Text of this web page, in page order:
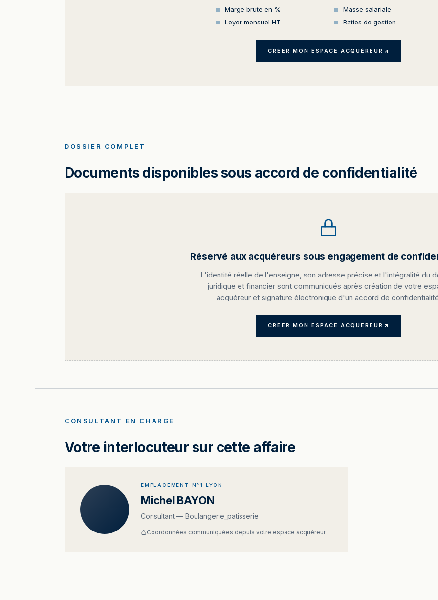
Marge brute en %
Masse salariale
Loyer mensuel HT
Ratios de gestion
CRÉER MON ESPACE ACQUÉREUR
DOSSIER COMPLET
Documents disponibles sous accord de confidentialité
Réservé aux acquéreurs sous engagement de
L'identité réelle de l'enseigne, son adresse précise et l'intégralité du
juridique et financier sont communiqués après création de votre
acquéreur et signature électronique d'un accord de
CRÉER MON ESPACE ACQUÉREUR
CONSULTANT EN CHARGE
Votre interlocuteur sur cette affaire
EMPLACEMENT N°1 LYON
Michel BAYON
Consultant — Boulangerie_patisserie
Coordonnées communiquées depuis votre espace acquéreur